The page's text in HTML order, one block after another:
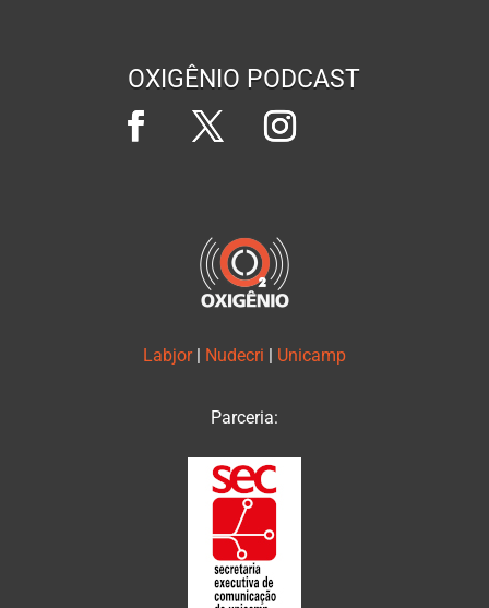
OXIGÊNIO PODCAST
Labjor | Nudecri | Unicamp
Parceria: